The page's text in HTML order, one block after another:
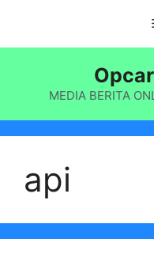
isi
MEDIA BERITA
api